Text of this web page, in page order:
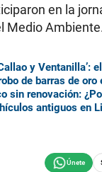
en la
Medio
y Ventanilla’:
de barras de oro
sin renovación:
antiguos en